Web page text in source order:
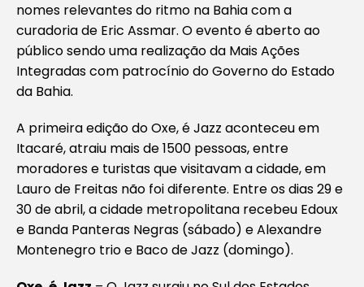
nomes relevantes do ritmo na Bahia com a
curadoria de Eric Assmar. O evento é aberto ao
público sendo uma realização da Mais Ações
Integradas com patrocínio do Governo do Estado
da Bahia.
A primeira edição do Oxe, é Jazz aconteceu em
Itacaré, atraiu mais de 1500 pessoas, entre
moradores e turistas que visitavam a cidade, em
Lauro de Freitas não foi diferente. Entre os dias 29 e
30 de abril, a cidade metropolitana recebeu Edoux
e Banda Panteras Negras (sábado) e Alexandre
Montenegro trio e Baco de Jazz (domingo).